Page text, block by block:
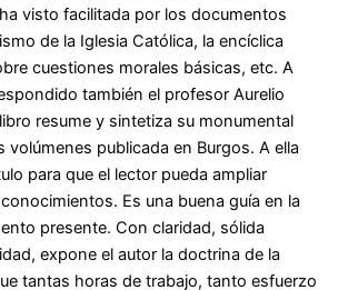
visto facilitada por los documentos
de la Iglesia Católica, la encíclica
cuestiones morales básicas, etc. A
también el profesor Aurelio
resume y sintetiza su monumental
volúmenes publicada en Burgos. A ella
para que el lector pueda ampliar
Es una buena guía en la
presente. Con claridad, sólida
expone el autor la doctrina de la
tantas horas de trabajo, tanto esfuerzo